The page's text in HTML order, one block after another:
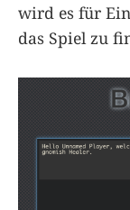
wird es für
das Spiel zu